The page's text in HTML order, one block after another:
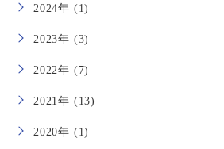
2024年 (1)
2023年 (3)
2022年 (7)
2021年 (13)
2020年 (1)